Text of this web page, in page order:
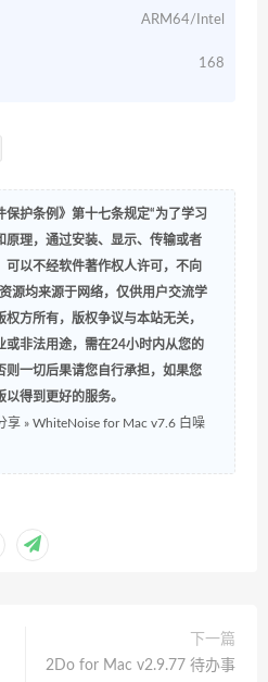
ARM64/Intel
168
护条例》第十七条规定“为了学习
原理，通过安装、显示、传输或者
以不经软件著作权人许可，不向
源均来源于网络，仅供用户交流学
方所有，版权争议与本站无关，
或非法用途，需在24小时内从您的
则一切后果请您自行承担，如果您
得到更好的服务。
享 » WhiteNoise for Mac v7.6 白噪
下一篇
2Do for Mac v2.9.77 待办事